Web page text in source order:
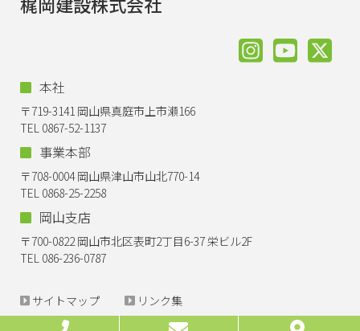
本社
〒719-3141 岡山県真庭市上市瀬166
TEL 0867-52-1137
事業本部
〒708-0004 岡山県津山市山北770-14
TEL 0868-25-2258
岡山支店
〒700-0822 岡山市北区表町2丁目6-37 栄ビル2F
TEL 086-236-0787
サイトマップ リンク集